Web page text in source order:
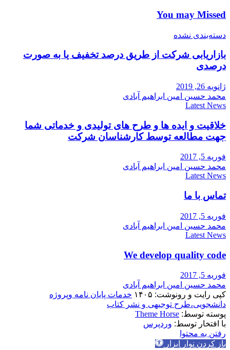
You may Missed
دسته‌بندی نشده
بازاریابی شرکت از طریق درصد تخفیف یا به صورت
درصدی
ژانویه 26, 2019
محمد حسین امین ابراهیم آبادی
Latest News
خلاقیت و ایده ها و طرح های تولیدی و خدماتی شما
جهت مطالعه توسط کارشناسان شرکت
فوریه 5, 2017
محمد حسین امین ابراهیم آبادی
Latest News
تماس با ما
فوریه 5, 2017
محمد حسین امین ابراهیم آبادی
Latest News
We develop quality code
فوریه 5, 2017
محمد حسین امین ابراهیم آبادی
کپی رایت و رونوشت: ۱۴۰۵
خدمات پایان نامه وپروژه
دانشجویی،طرح توجیهی و نشر کتاب
پوسته توسط: Theme Horse
با افتخار توسط: وردپرس
رفتن به محتوا
باز کردن نوار ابزار